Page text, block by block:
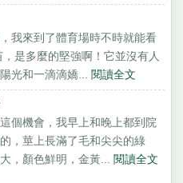
我來到了體育場時不時就能看
是多麼的堅強啊！它並沒有人
光和一滴滴嬌... 閱讀全文
個機會，我早上和晚上都到院
，莖上長滿了毛和尖尖的綠
，顏色鮮明，金黃... 閱讀全文